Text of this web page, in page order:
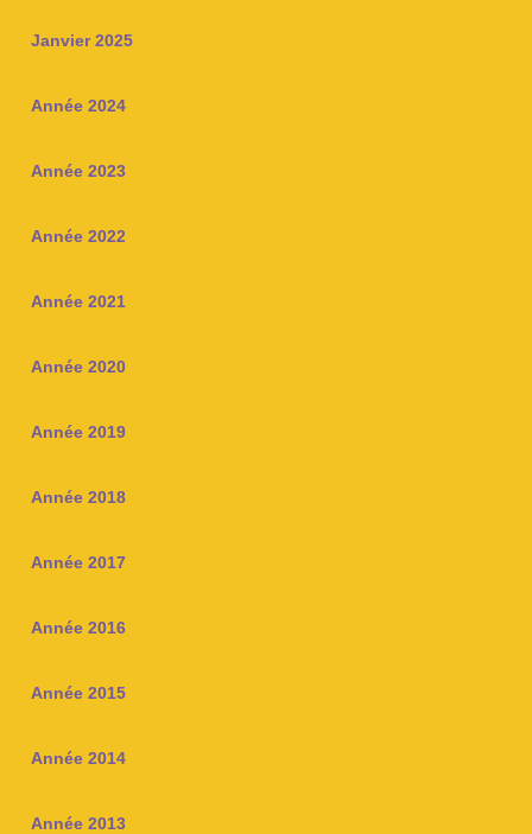
Janvier 2025
Année 2024
Année 2023
Année 2022
Année 2021
Année 2020
Année 2019
Année 2018
Année 2017
Année 2016
Année 2015
Année 2014
Année 2013